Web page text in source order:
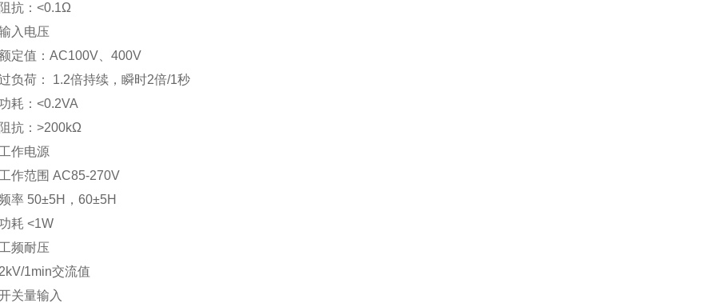
：<0.1Ω
电压
值：AC100V、400V
荷： 1.2倍持续，瞬时2倍/1秒
：<0.2VA
：>200kΩ
电源
范围 AC85-270V
50±5H，60±5H
<1W
耐压
1min交流值
量输入